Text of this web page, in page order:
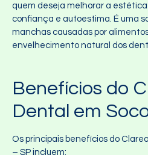
quem deseja melhorar a
confiança e autoestima. É uma
manchas causadas por
envelhecimento natural dos
Benefícios do
Dental em
Os principais benefícios do
– SP incluem: